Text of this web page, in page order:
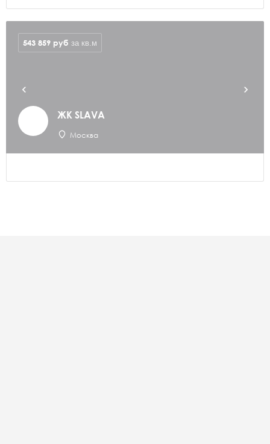
ЖК SLAVA
Москва
543 859 руб за кв.м